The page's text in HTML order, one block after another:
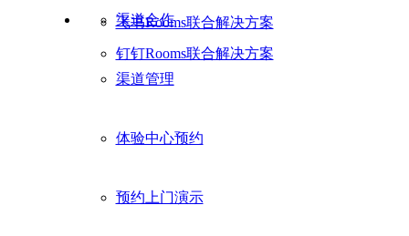
飞书Rooms联合解决方案
钉钉Rooms联合解决方案
渠道合作
渠道管理
体验中心预约
预约上门演示